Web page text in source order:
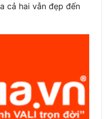
cả hai vẫn đẹp đến